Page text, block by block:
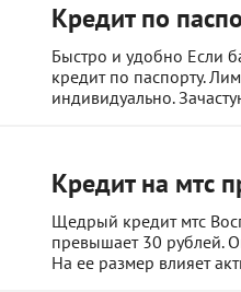
Кредит по
Быстро и удобно Если
кредит по паспорту.
индивидуально.
Кредит на мтс
Щедрый кредит мтс
превышает 30 рублей.
На ее размер влияет